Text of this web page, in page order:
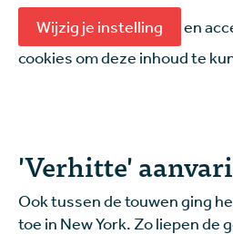
Wijzig je instelling
en
cookies om deze inhoud te
'Verhitte'
Ook tussen de touwen ging
toe in New York. Zo liepen de